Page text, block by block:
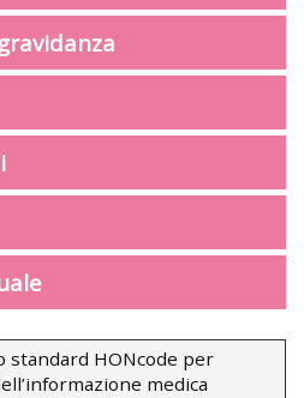
standard HONcode per
medica